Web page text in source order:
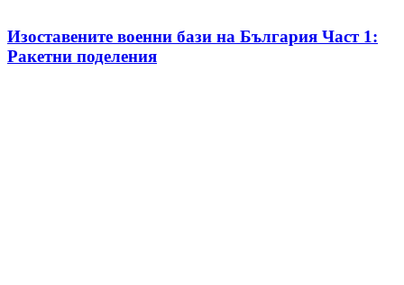
Изоставените военни бази на България Част 1:
Ракетни поделения